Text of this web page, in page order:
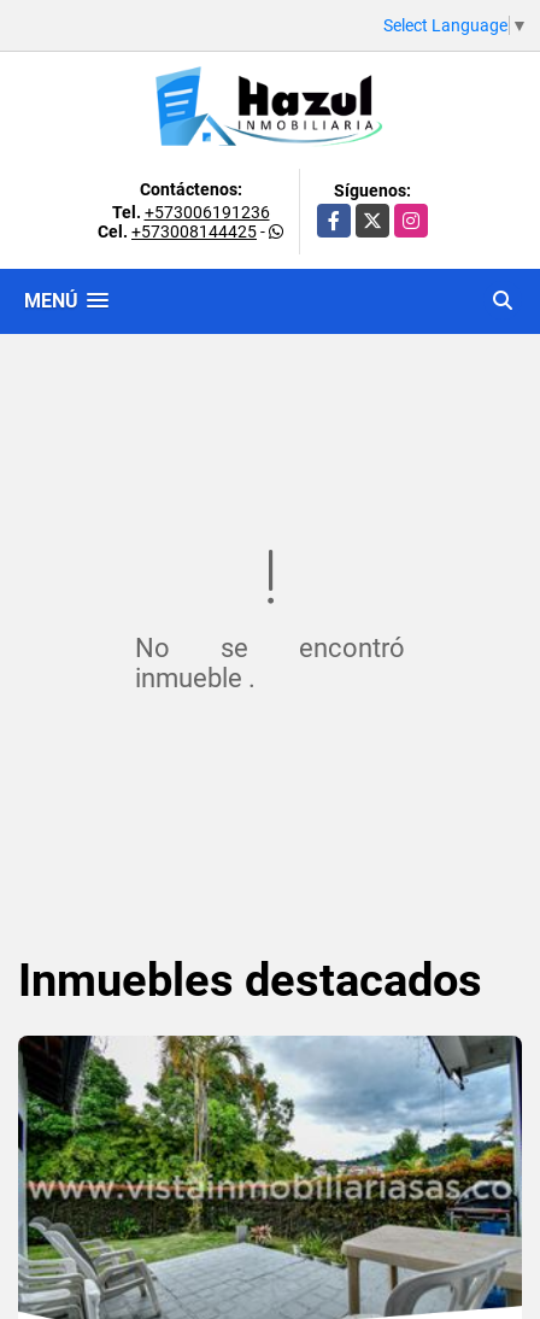
Select Language ▼
Contáctenos:
Tel. +573006191236
Cel. +573008144425-
Síguenos:
Facebook
X Instagram
MENÚ
No se encontró
inmueble .
Inmuebles destacados